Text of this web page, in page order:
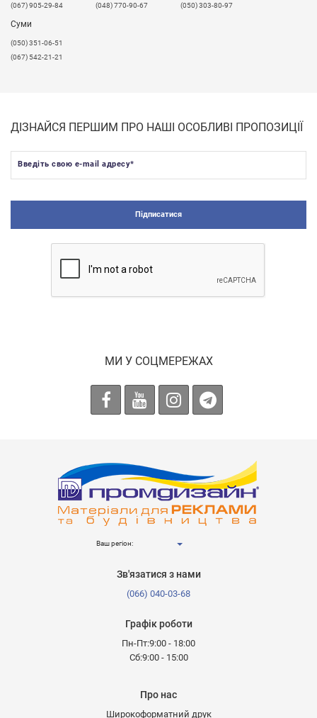
(067) 905-29-84
(048) 770-90-67
(050) 303-80-97
Суми
(050) 351-06-51
(067) 542-21-21
ДІЗНАЙСЯ ПЕРШИМ ПРО НАШІ ОСОБЛИВІ ПРОПОЗИЦІЇ
Введіть свою e-mail адресу*
Підписатися
МИ У СОЦМЕРЕЖАХ
Ваш регіон:
Зв'язатися з нами
(066) 040-03-68
Графік роботи
Пн-Пт:9:00 - 18:00
Сб:9:00 - 15:00
Про нас
Широкоформатний друк